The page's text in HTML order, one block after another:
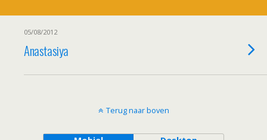
05/08/2012
Anastasiya
Terug naar boven